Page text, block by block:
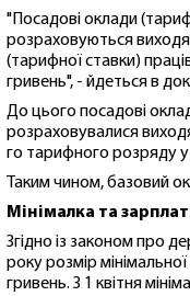
"Посадові оклади
розраховуються
(тарифної ставки)
гривень", - йдеться в
До цього посадові
розраховувалися
го тарифного розряду у
Таким чином, базовий
Мінімалка та
Згідно із законом про
року розмір
гривень. З 1 квітня